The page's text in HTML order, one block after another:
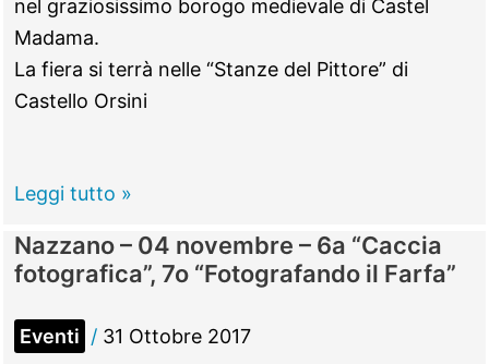
nel graziosissimo borogo medievale di Castel
Madama.
La fiera si terrà nelle “Stanze del Pittore” di
Castello Orsini
Castel
–
dal
03
al
Leggi tutto »
Nazzano – 04 novembre – 6a “Caccia
fotografica”, 7o “Fotografando il Farfa”
Eventi / 31 Ottobre 2017